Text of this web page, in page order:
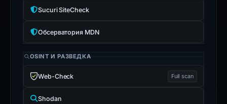
Sucuri SiteCheck
Обсерватория MDN
OSINT И РАЗВЕДКА
Web-Check Full scan
Shodan